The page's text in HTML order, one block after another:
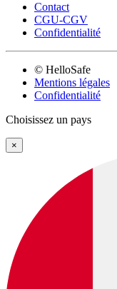
Contact
CGU-CGV
Confidentialité
© HelloSafe
Mentions légales
Confidentialité
Choisissez un pays
×